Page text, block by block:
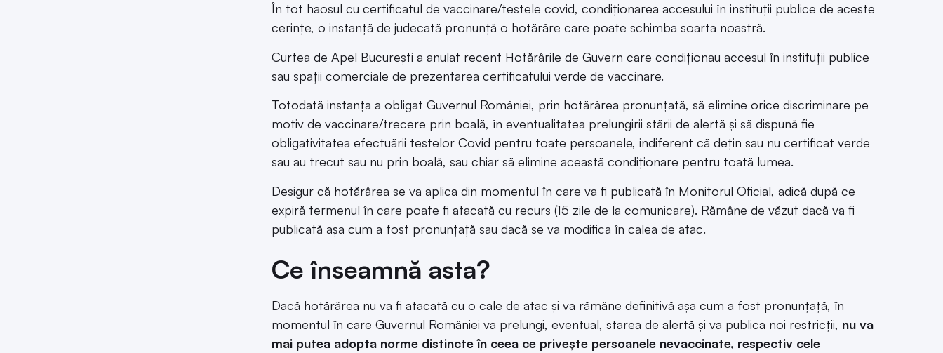
În tot haosul cu certificatul de vaccinare/testele covid, condiționarea accesului în instituții publice de aceste
cerințe, o instanță de judecată pronunță o hotărâre care poate schimba soarta noastră.
Curtea de Apel București a anulat recent Hotărârile de Guvern care condiționau accesul în instituții publice
sau spații comerciale de prezentarea certificatului verde de vaccinare.
Totodată instanța a obligat Guvernul României, prin hotărârea pronunțată, să elimine orice discriminare pe
motiv de vaccinare/trecere prin boală, în eventualitatea prelungirii stării de alertă și să dispună fie
obligativitatea efectuării testelor Covid pentru toate persoanele, indiferent că dețin sau nu certificat verde
sau au trecut sau nu prin boală, sau chiar să elimine această condiționare pentru toată lumea.
Desigur că hotărârea se va aplica din momentul în care va fi publicată în Monitorul Oficial, adică după ce
expiră termenul în care poate fi atacată cu recurs (15 zile de la comunicare). Rămâne de văzut dacă va fi
publicată așa cum a fost pronunțață sau dacă se va modifica în calea de atac.
Ce înseamnă asta?
Dacă hotărârea nu va fi atacată cu o cale de atac și va rămâne definitivă așa cum a fost pronunțață, în
momentul în care Guvernul României va prelungi, eventual, starea de alertă și va publica noi restricții, nu va
mai putea adopta norme distincte în ceea ce privește persoanele nevaccinate, respectiv cele